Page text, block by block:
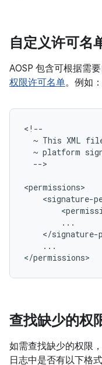
自定义许可名
AOSP 包含可根据需
权限许可名单。例如：
~ This XML
~ platform
-->
<signature-
...
查找缺少的权
如需查找缺少的权限
日志中是否有以下格